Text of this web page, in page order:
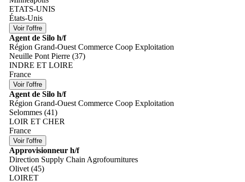
ETATS-UNIS
États-Unis
Agent de Silo h/f
Région Grand-Ouest Commerce Coop Exploitation
Neuille Pont Pierre (37)
INDRE ET LOIRE
France
Agent de Silo h/f
Région Grand-Ouest Commerce Coop Exploitation
Selommes (41)
LOIR ET CHER
France
Approvisionneur h/f
Direction Supply Chain Agrofournitures
Olivet (45)
LOIRET